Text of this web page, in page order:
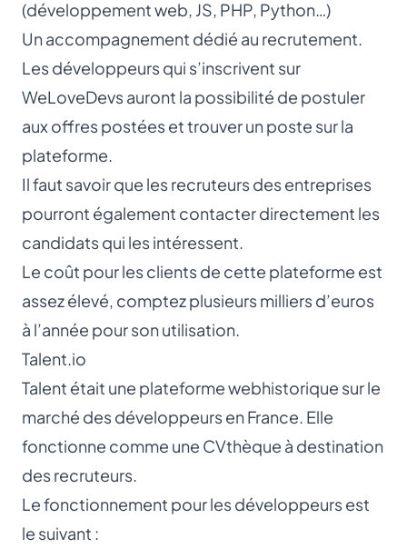
(développement web, JS, PHP, Python…)
Un accompagnement dédié au recrutement.
Les développeurs qui s’inscrivent sur
WeLoveDevs auront la possibilité de postuler
aux offres postées et trouver un poste sur la
plateforme.
Il faut savoir que les recruteurs des entreprises
pourront également contacter directement les
candidats qui les intéressent.
Le coût pour les clients de cette plateforme est
assez élevé, comptez plusieurs milliers d’euros
à l’année pour son utilisation.
Talent.io
Talent était une plateforme webhistorique sur le
marché des développeurs en France. Elle
fonctionne comme une CVthèque à destination
des recruteurs.
Le fonctionnement pour les développeurs est
le suivant :